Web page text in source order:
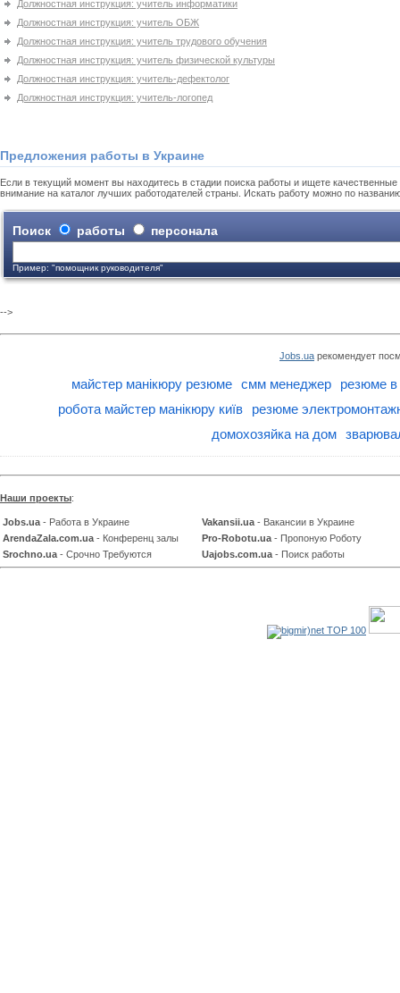
Должностная инструкция: учитель информатики
Должностная инструкция: учитель ОБЖ
Должностная инструкция: учитель трудового обучения
Должностная инструкция: учитель физической культуры
Должностная инструкция: учитель-дефектолог
Должностная инструкция: учитель-логопед
Предложения работы в Украине
Если в текущий момент вы находитесь в стадии поиска работы и ищете
внимание на каталог лучших работодателей страны. Искать работу можно по
Поиск работы персонала
Пример: "помощник руководителя"
-->
Jobs.ua рекомендует
майстер манікюру резюме смм менеджер
резюме в
робота майстер манікюру київ
резюме
домохозяйка на дом
Наши проекты:
Jobs.ua - Работа в Украине Vakansii.ua - Вакансии в Украине
ArendaZala.com.ua - Конференц залы Pro-Robotu.ua - Пропоную Роботу
Srochno.ua - Срочно Требуются Uajobs.com.ua - Поиск работы